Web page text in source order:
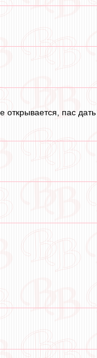
открывается, пас